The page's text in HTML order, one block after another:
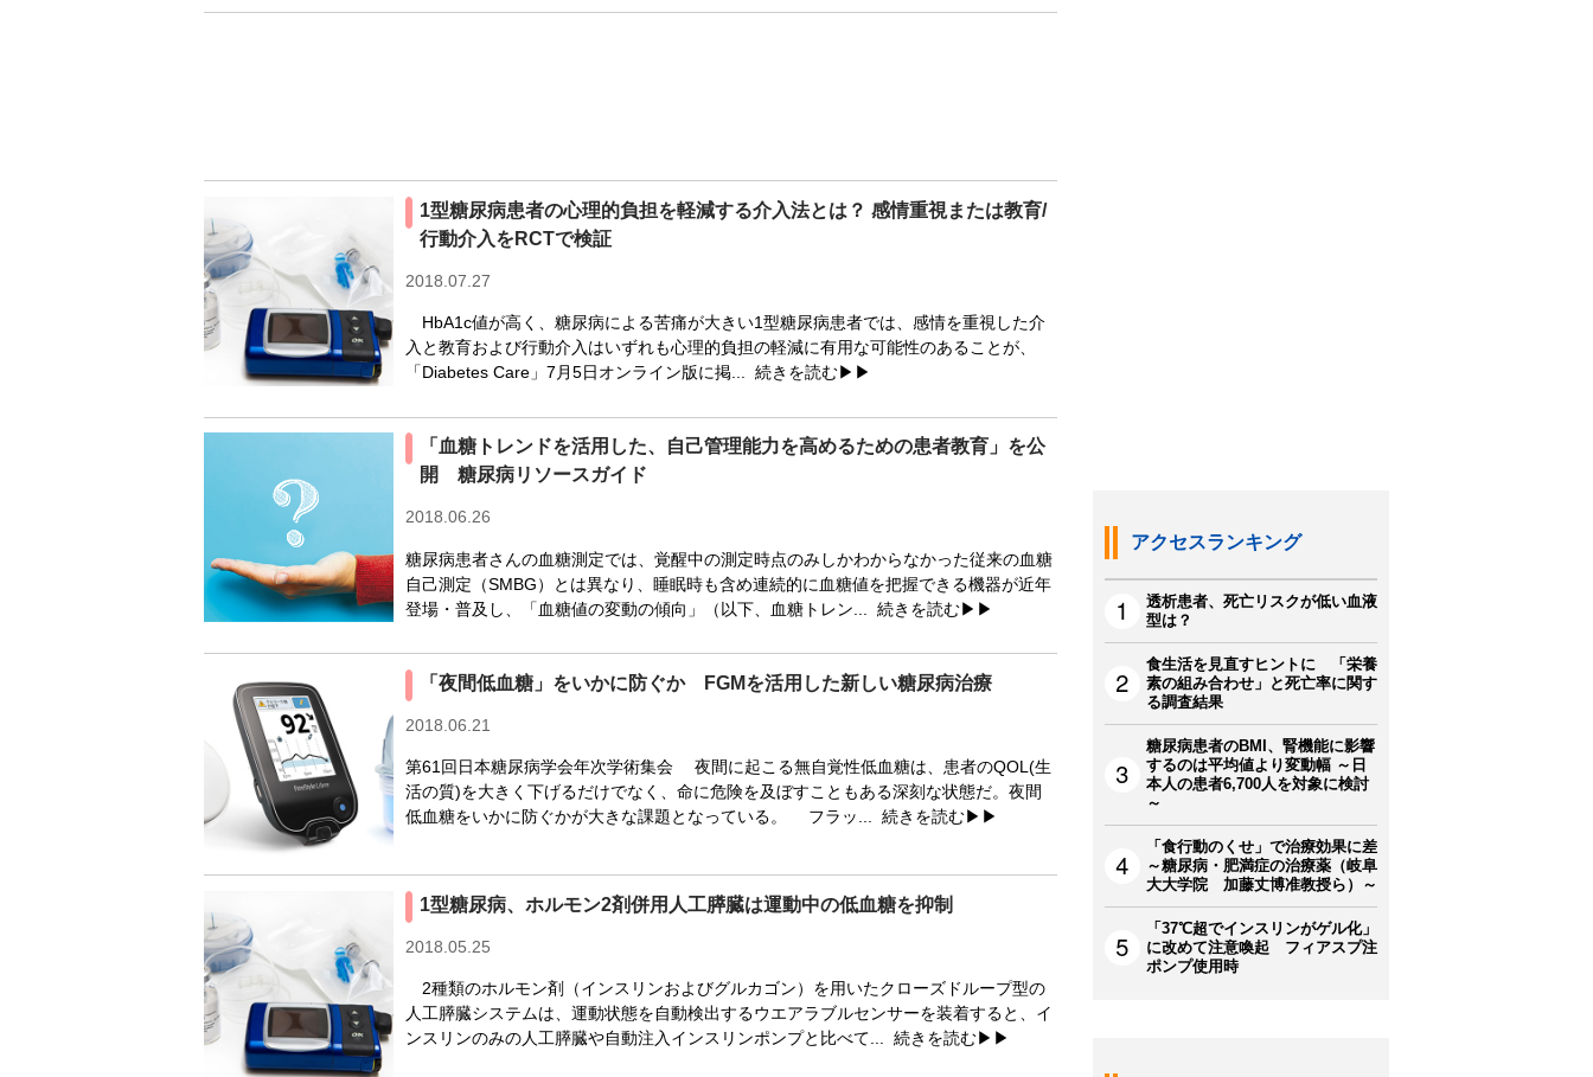
1型糖尿病患者の心理的負担を軽減する介入法とは？ 感情重視または教育/
行動介入をRCTで検証
2018.07.27
HbA1c値が高く、糖尿病による苦痛が大きい1型糖尿病患者では、感情を重視した介
入と教育および行動介入はいずれも心理的負担の軽減に有用な可能性のあることが、
「Diabetes Care」7月5日オンライン版に掲... 続きを読む▶▶
「血糖トレンドを活用した、自己管理能力を高めるための患者教育」を公
開 糖尿病リソースガイド
2018.06.26
糖尿病患者さんの血糖測定では、覚醒中の測定時点のみしかわからなかった従来の血糖
自己測定（SMBG）とは異なり、睡眠時も含め連続的に血糖値を把握できる機器が近年
登場・普及し、「血糖値の変動の傾向」（以下、血糖トレン... 続きを読む▶▶
「夜間低血糖」をいかに防ぐか FGMを活用した新しい糖尿病治療
2018.06.21
第61回日本糖尿病学会年次学術集会 夜間に起こる無自覚性低血糖は、患者のQOL(生
活の質)を大きく下げるだけでなく、命に危険を及ぼすこともある深刻な状態だ。夜間
低血糖をいかに防ぐかが大きな課題となっている。 フラッ... 続きを読む▶▶
1型糖尿病、ホルモン2剤併用人工膵臓は運動中の低血糖を抑制
2018.05.25
2種類のホルモン剤（インスリンおよびグルカゴン）を用いたクローズドループ型の
人工膵臓システムは、運動状態を自動検出するウエアラブルセンサーを装着すると、イ
ンスリンのみの人工膵臓や自動注入インスリンポンプと比べて... 続きを読む▶▶
アクセスランキング
透析患者、死亡リスクが低い血液
型は？
食生活を見直すヒントに 「栄養
素の組み合わせ」と死亡率に関す
る調査結果
糖尿病患者のBMI、腎機能に影響
するのは平均値より変動幅 ～日
本人の患者6,700人を対象に検討
～
「食行動のくせ」で治療効果に差
～糖尿病・肥満症の治療薬（岐阜
大大学院 加藤丈博准教授ら）～
「37℃超でインスリンがゲル化」
に改めて注意喚起 フィアスプ注
ポンプ使用時